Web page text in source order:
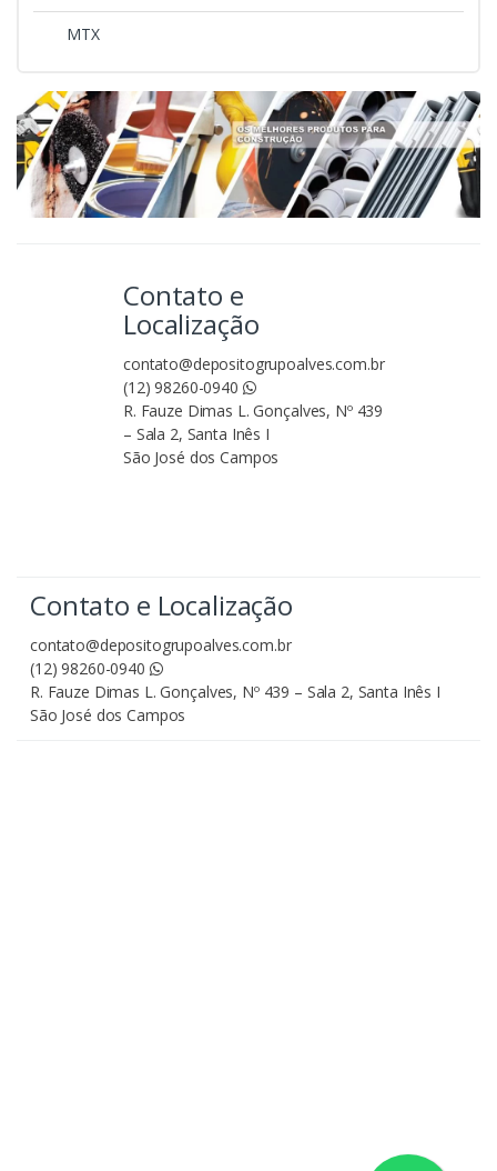
MTX
Contato e
Localização
contato@depositogrupoalves.com.br
(12) 98260-0940
R. Fauze Dimas L. Gonçalves, Nº 439
– Sala 2, Santa Inês I
São José dos Campos
Contato e Localização
contato@depositogrupoalves.com.br
(12) 98260-0940
R. Fauze Dimas L. Gonçalves, Nº 439 – Sala 2, Santa Inês I
São José dos Campos